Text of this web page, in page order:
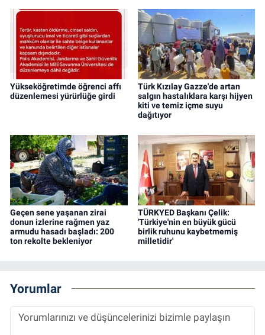
Yükseköğretimde öğrenci affı
düzenlemesi yürürlüğe girdi
Türk Kızılay Gazze'de artan
salgın hastalıklara karşı hijyen
kiti ve temiz içme suyu
dağıtıyor
Geçen sene yaşanan zirai
donun izlerine rağmen yaz
armudu hasadı başladı: 200
ton rekolte bekleniyor
TÜRKYED Başkanı Çelik:
'Türkiye'nin en büyük gücü
birlik ruhunu kaybetmemiş
milletidir'
Yorumlar